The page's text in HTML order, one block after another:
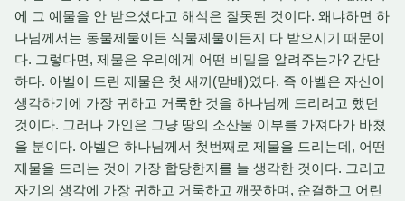
에 그 예물을 안 받으셨다고 해석은 잘못된 것이다. 왜냐하면 하
나님께서는 동물제물이든 식물제물이든지 다 받으시기 때문이
다. 그렇다면, 제물은 우리에게 어떤 비밀을 알려주는가? 간단
하다. 아벨이 드린 제물은 첫 새끼(맏배)였다. 즉 아벨은 자신이
생각하기에 가장 귀하고 거룩한 것을 하나님께 드리려고 했던
것이다. 그러나 가인은 그냥 땅의 소산물 이부를 가져다가 바쳤
을 분이다. 아벨은 하나님께서 첫번째로 제물을 드리는데, 어떤
제물을 드리는 것이 가장 합당한지를 늘 생각한 것이다. 그리고
자기의 생각에 가장 귀하고 거룩하고 깨끗하며, 순결하고 어린